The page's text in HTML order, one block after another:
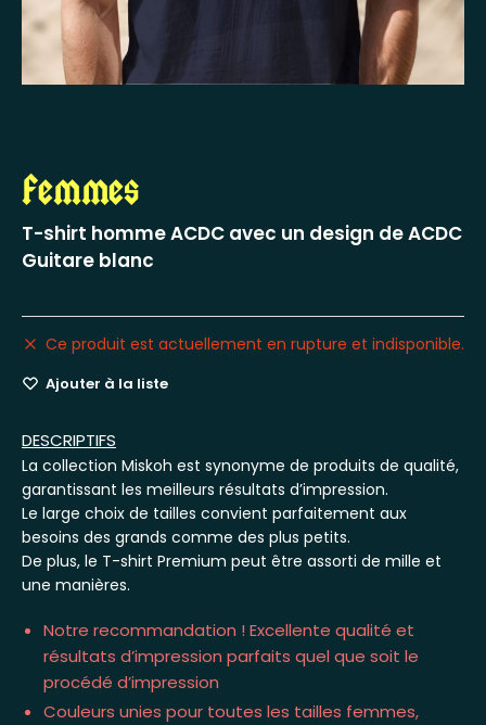
Femmes
T-shirt homme ACDC avec un design de ACDC
Guitare blanc
Ce produit est actuellement en rupture et indisponible.
Ajouter à la liste
DESCRIPTIFS
La collection Miskoh est synonyme de produits de qualité,
garantissant les meilleurs résultats d’impression.
Le large choix de tailles convient parfaitement aux
besoins des grands comme des plus petits.
De plus, le T-shirt Premium peut être assorti de mille et
une manières.
Notre recommandation ! Excellente qualité et
résultats d’impression parfaits quel que soit le
procédé d’impression
Couleurs unies pour toutes les tailles femmes,